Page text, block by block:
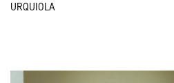
URQUIOLA